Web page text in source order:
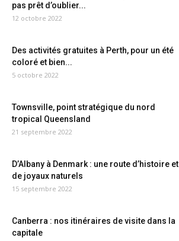
pas prêt d’oublier...
12 octobre 2022
Des activités gratuites à Perth, pour un été
coloré et bien...
5 octobre 2022
Townsville, point stratégique du nord
tropical Queensland
21 septembre 2022
D’Albany à Denmark : une route d’histoire et
de joyaux naturels
15 septembre 2022
Canberra : nos itinéraires de visite dans la
capitale